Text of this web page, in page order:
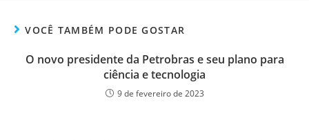
VOCÊ TAMBÉM PODE GOSTAR
O novo presidente da Petrobras e seu plano para
ciência e tecnologia
9 de fevereiro de 2023